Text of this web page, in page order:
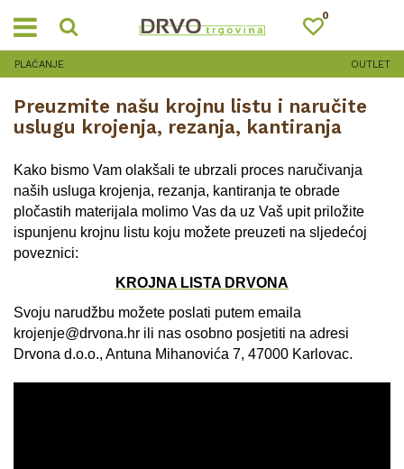
0
Preuzmite našu krojnu listu i naručite
uslugu krojenja, rezanja, kantiranja
Kako bismo Vam olakšali te ubrzali proces naručivanja
naših usluga krojenja, rezanja, kantiranja te obrade
pločastih materijala molimo Vas da uz Vaš upit priložite
ispunjenu krojnu listu koju možete preuzeti na sljedećoj
poveznici:
KROJNA LISTA DRVONA
Svoju narudžbu možete poslati putem emaila
krojenje@drvona.hr ili nas osobno posjetiti na adresi
Drvona d.o.o., Antuna Mihanovića 7, 47000 Karlovac.